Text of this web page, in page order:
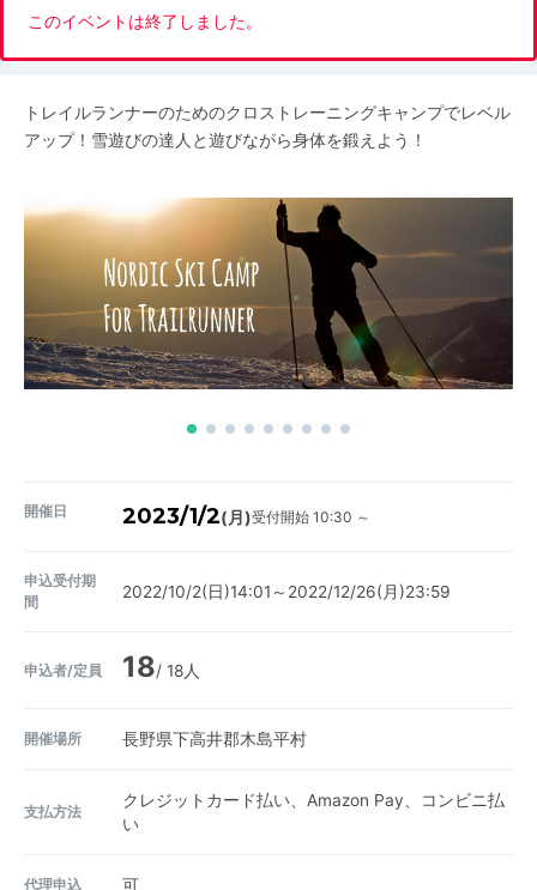
このイベントは終了しました。
トレイルランナーのためのクロストレーニングキャンプでレベル
アップ！雪遊びの達人と遊びながら身体を鍛えよう！
開催日 2023/1/2(月)受付開始 10:30 ～
申込受付期
間
2022/10/2(日)14:01～2022/12/26(月)23:59
申込者/定員 18/ 18人
開催場所 長野県下高井郡木島平村
支払方法
クレジットカード払い、Amazon Pay、コンビニ払
い
代理申込 可